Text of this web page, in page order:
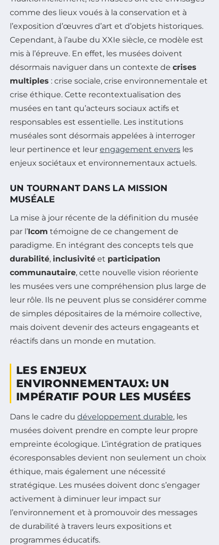
comme des lieux voués à la conservation et à
l’exposition d’œuvres d’art et d’objets historiques.
Cependant, à l’aube du XXIe siècle, ce modèle est
mis à l’épreuve. En effet, les musées doivent
désormais naviguer dans un contexte de crises
multiples : crise sociale, crise environnementale et
crise éthique. Cette recontextualisation des
musées en tant qu’acteurs sociaux actifs et
responsables est essentielle. Les institutions
muséales sont désormais appelées à interroger
leur pertinence et leur engagement envers les
enjeux sociétaux et environnementaux actuels.
UN TOURNANT DANS LA MISSION
MUSÉALE
La mise à jour récente de la définition du musée
par l’Icom témoigne de ce changement de
paradigme. En intégrant des concepts tels que
durabilité, inclusivité et participation
communautaire, cette nouvelle vision réoriente
les musées vers une compréhension plus large de
leur rôle. Ils ne peuvent plus se considérer comme
de simples dépositaires de la mémoire collective,
mais doivent devenir des acteurs engageants et
réactifs dans un monde en mutation.
LES ENJEUX
ENVIRONNEMENTAUX: UN
IMPÉRATIF POUR LES MUSÉES
Dans le cadre du développement durable, les
musées doivent prendre en compte leur propre
empreinte écologique. L’intégration de pratiques
écoresponsables devient non seulement un choix
éthique, mais également une nécessité
stratégique. Les musées doivent donc s’engager
activement à diminuer leur impact sur
l’environnement et à promouvoir des messages
de durabilité à travers leurs expositions et
programmes éducatifs.